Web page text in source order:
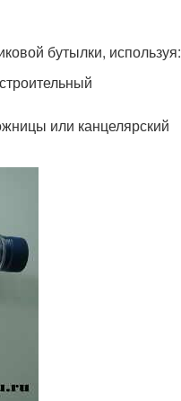
бутылки, используя:
или канцелярский